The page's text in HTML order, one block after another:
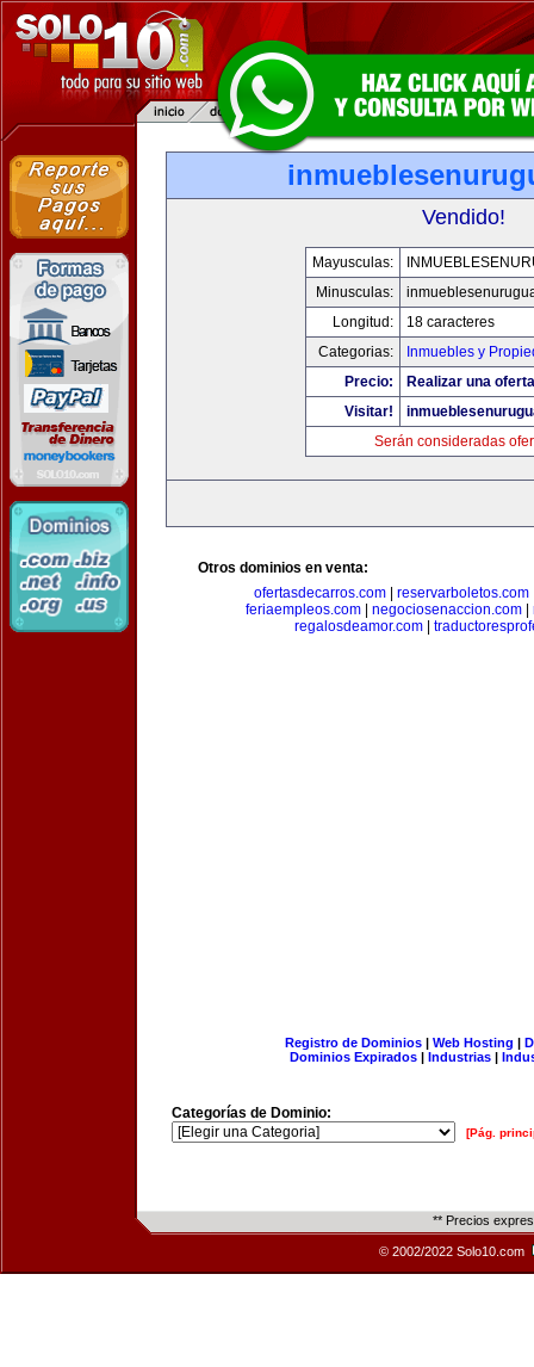
Vendido!
Mayusculas:
Minusculas:
Longitud:
18 caracteres
Categorias:
Inmuebles y
Precio:
Realizar una
Visitar!
Serán consideradas
Otros dominios en venta:
ofertasdecarros.com| reservarboletos.com
feriaempleos.com
negociosenaccion.com
regalosdeamor.com
Registro de Dominios| Web Hosting |
Dominios Expirados | Industrias |
Categorías de Dominio:
[Pág.
** Precios
© 2002/2022 Solo10.com